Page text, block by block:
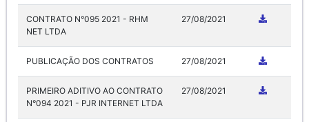
CONTRATO N°095 2021 - RHM
NET LTDA
27/08/2021
PUBLICAÇÃO DOS CONTRATOS 27/08/2021
PRIMEIRO ADITIVO AO CONTRATO
N°094 2021 - PJR INTERNET LTDA
27/08/2021